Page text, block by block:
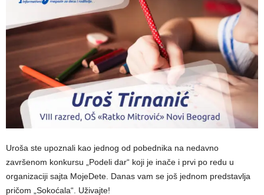
Uroša ste upoznali kao jednog od pobednika na nedavno
završenom konkursu „Podeli dar“ koji je inače i prvi po redu u
organizaciji sajta MojeDete. Danas vam se još jednom predstavlja
pričom „Sokoćala“. Uživajte!